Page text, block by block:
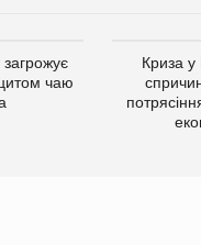
загрожує
чаю
Криза у